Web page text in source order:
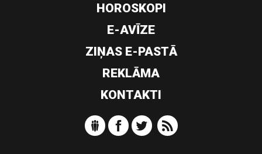
HOROSKOPI
E-AVĪZE
ZIŅAS E-PASTĀ
REKLĀMA
KONTAKTI